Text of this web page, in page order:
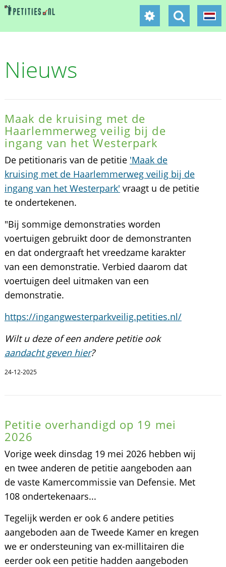
Nieuws
Maak de kruising met de
Haarlemmerweg veilig bij de
ingang van het Westerpark
De petitionaris van de petitie 'Maak de
kruising met de Haarlemmerweg veilig bij de
ingang van het Westerpark' vraagt u de petitie
te ondertekenen.
"Bij sommige demonstraties worden
voertuigen gebruikt door de demonstranten
en dat ondergraaft het vreedzame karakter
van een demonstratie. Verbied daarom dat
voertuigen deel uitmaken van een
demonstratie.
https://ingangwesterparkveilig.petities.nl/
Wilt u deze of een andere petitie ook
aandacht geven hier?
24-12-2025
Petitie overhandigd op 19 mei
2026
Vorige week dinsdag 19 mei 2026 hebben wij
en twee anderen de petitie aangeboden aan
de vaste Kamercommissie van Defensie. Met
108 ondertekenaars...
Tegelijk werden er ook 6 andere petities
aangeboden aan de Tweede Kamer en kregen
we er ondersteuning van ex-millitairen die
eerder ook een petitie hadden aangeboden